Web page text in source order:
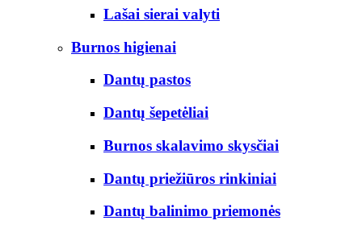
Lašai sierai valyti
Burnos higienai
Dantų pastos
Dantų šepetėliai
Burnos skalavimo skysčiai
Dantų priežiūros rinkiniai
Dantų balinimo priemonės